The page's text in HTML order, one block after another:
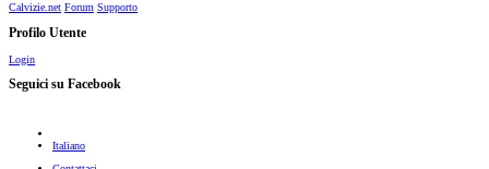
Calvizie.net Forum Supporto
Profilo Utente
Login
Seguici su Facebook
Italiano